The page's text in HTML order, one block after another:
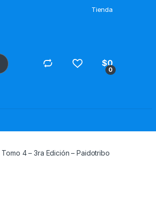
Tienda
0
$0
4 – 3ra Edición – Paidotribo